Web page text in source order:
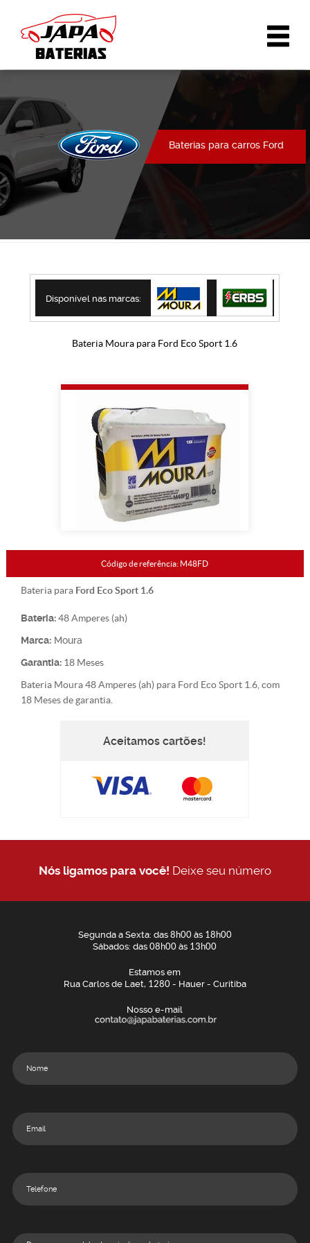
Baterias para carros Ford
Disponível nas marcas:
Bateria Moura para Ford Eco Sport 1.6
Código de referência: M48FD
Bateria para Ford Eco Sport 1.6
Bateria:48 Amperes (ah)
Marca: Moura
Garantia: 18 Meses
Bateria Moura 48 Amperes (ah) para Ford Eco Sport 1.6, com
18 Meses de garantia.
Aceitamos cartões!
Nós ligamos para você! Deixe seu número
Segunda a Sexta: das 8h00às 18h00
Sábados: das08h00 às 13h00
Estamos em
Rua Carlos de Laet, 1280- Hauer - Curitiba
Nosso e-mail